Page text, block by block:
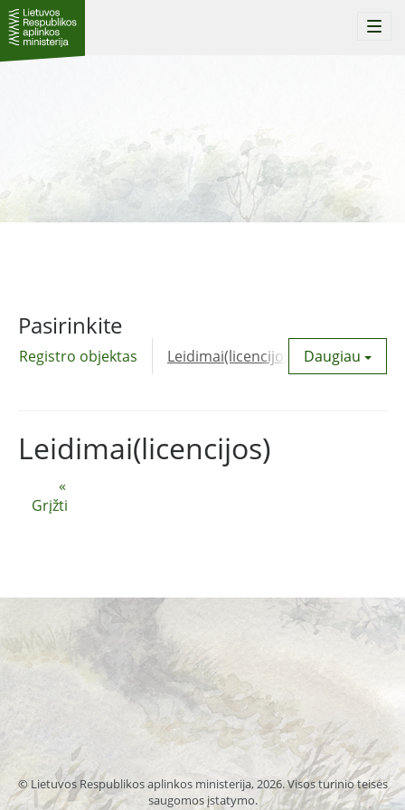
Pasirinkite
Registro objektas Leidimai(licencijos) Daugiau
«
Grįžti
Leidimai(licencijos)
© Lietuvos Respublikos aplinkos ministerija, 2026. Visos turinio teisės
saugomos įstatymo.